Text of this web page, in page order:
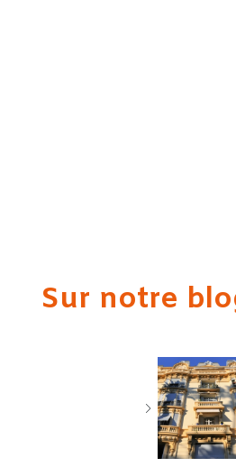
Sur notre